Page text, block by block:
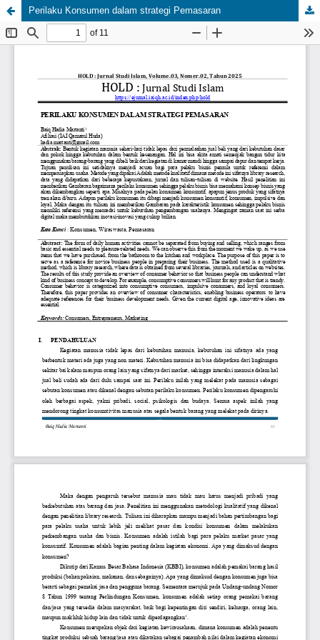
Perilaku Konsumen dalam strategi Pemasaran